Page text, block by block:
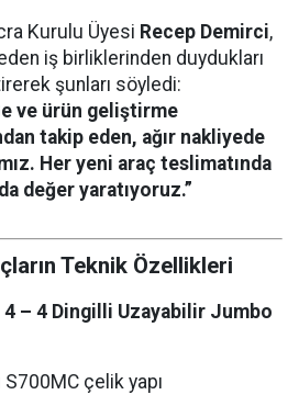
Kurulu Üyesi Recep Demirci,
iş birliklerinden duydukları
şunları söyledi:
ve ürün geliştirme
takip eden, ağır nakliyede
Her yeni araç teslimatında
değer yaratıyoruz.”
Teknik Özellikleri
– 4 Dingilli Uzayabilir Jumbo
S700MC çelik yapı